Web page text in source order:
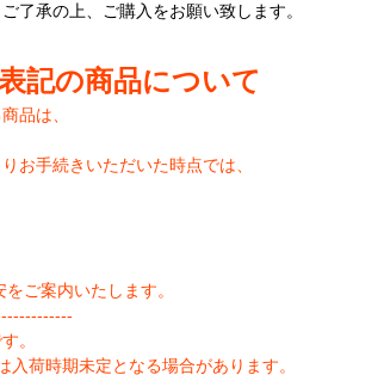
了承の上、ご購入をお願い致します。
記の商品について
品は、
お手続きいただいた時点では、
ご案内いたします。
。
荷時期未定となる場合があります。